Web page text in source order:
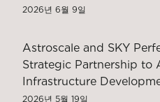
2026년 6월 9일
Astroscale and SKY
Strategic Partnership to
Infrastructure
2026년 5월 19일